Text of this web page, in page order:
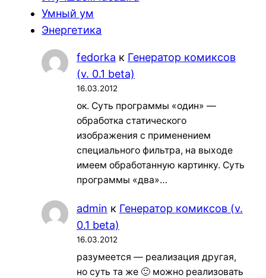
Умный ум
Энергетика
fedorka к Генератор комиксов
(v. 0.1 beta)
16.03.2012
ок. Суть программы «один» —
обработка статического
изображения с применением
специального фильтра, на выходе
имеем обработанную картинку. Суть
программы «два»…
admin к Генератор комиксов (v.
0.1 beta)
16.03.2012
разумеется — реализация другая,
но суть та же 🙂 можно реализовать